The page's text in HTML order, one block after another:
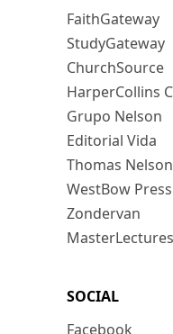
FaithGateway
StudyGateway
ChurchSource
HarperCollins
Grupo Nelson
Editorial Vida
Thomas Nelson
WestBow Press
Zondervan
MasterLectures
SOCIAL
Facebook